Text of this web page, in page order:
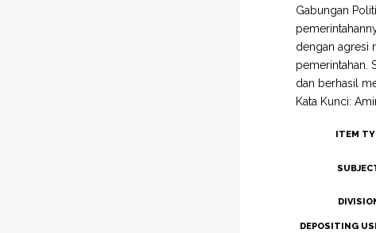
Gabungan
dengan agresi
pemerintahan.
dan berhasil
Kata Kunci:
ITEM
DEPOSITING